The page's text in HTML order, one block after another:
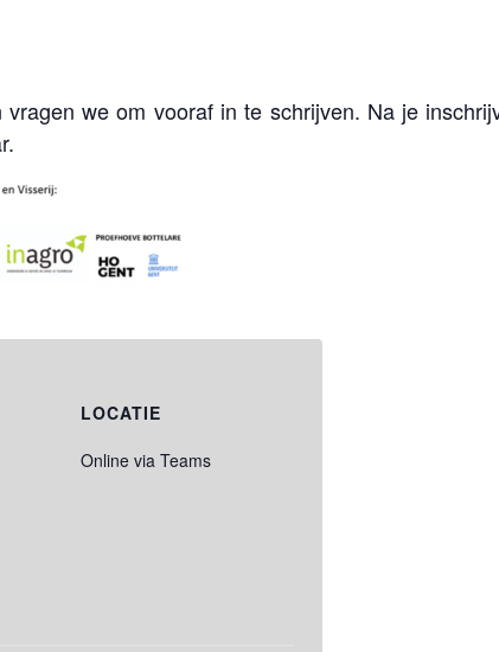
we om vooraf in te schrijven. Na je
LOCATIE
Online via Teams